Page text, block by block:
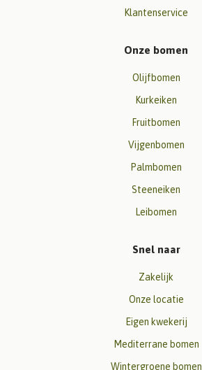
Klantenservice
Onze bomen
Olijfbomen
Kurkeiken
Fruitbomen
Vijgenbomen
Palmbomen
Steeneiken
Leibomen
Snel naar
Zakelijk
Onze locatie
Eigen kwekerij
Mediterrane bomen
Wintergroene bomen